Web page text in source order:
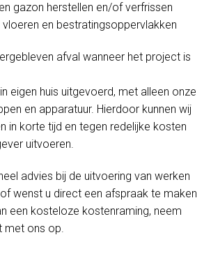
gazon herstellen en/of verfrissen
vloeren en bestratingsoppervlakken
afval wanneer het project is
eigen huis uitgevoerd, met alleen onze
en apparatuur. Hierdoor kunnen wij
in korte tijd en tegen redelijke kosten
uitvoeren.
advies bij de uitvoering van werken
wenst u direct een afspraak te maken
een kosteloze kostenraming, neem
met ons op.